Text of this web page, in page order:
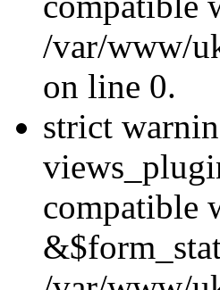
/var/www/
on line 0.
strict
compatible